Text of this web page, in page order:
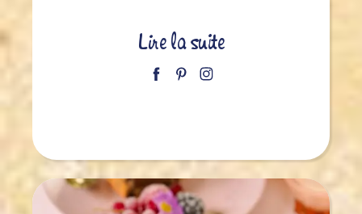
Lire la suite